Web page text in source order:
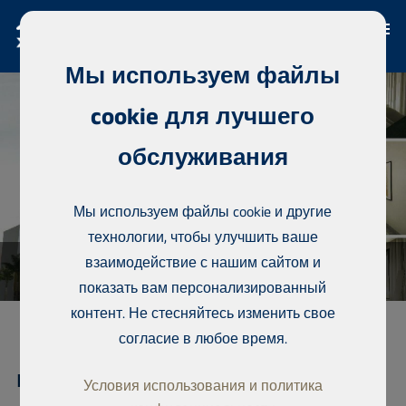
кондоминиум, Sicap Liberté 2
Мы используем файлы
cookie для лучшего
обслуживания
Мы используем файлы cookie и другие
технологии, чтобы улучшить ваше
взаимодействие с нашим сайтом и
показать вам персонализированный
контент. Не стесняйтесь изменить свое
согласие в любое время.
Условия использования и политика